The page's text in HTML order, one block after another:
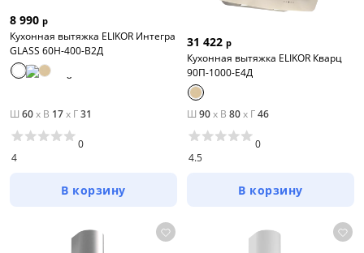
8 990 р
Кухонная вытяжка ELIKOR Интегра
GLASS 60Н-400-В2Д
Ш 60x В 17x Г31
4
0
В корзину
31 422 р
Кухонная вытяжка ELIKOR Кварц
90П-1000-Е4Д
Ш 90x В 80x Г46
4.5
0
В корзину